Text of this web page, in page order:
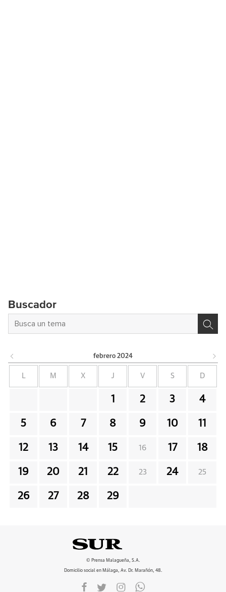
Buscador
febrero 2024
M X J V S D
1 2 3 4
5 6 7 8 9 10 11
12 13 14 15 16 17 18
19 20 21 22 23 24 25
26 27 28 29
© Prensa Malagueña, S.A.
Domicilio social en Málaga, Av. Dr. Marañón, 48.